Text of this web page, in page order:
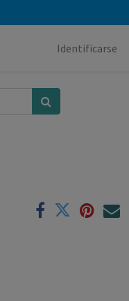
Identificarse